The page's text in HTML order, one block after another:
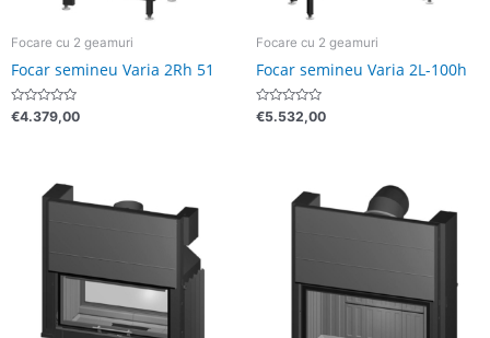
Focare cu 2 geamuri
Focar semineu Varia 2Rh 51
Evaluat
la
€4.379,00
Focare cu 2 geamuri
Focar semineu Varia 2L-100h
Evaluat
la
€5.532,00